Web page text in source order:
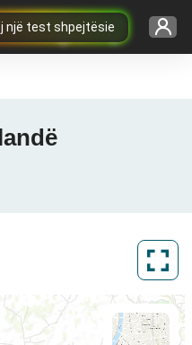
një test shpejtësie